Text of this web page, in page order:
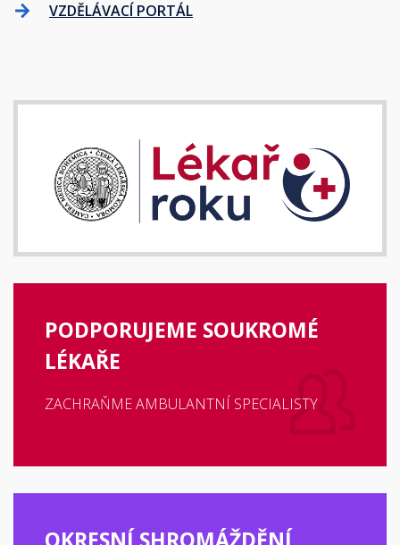
VZDĚLÁVACÍ PORTÁL
PODPORUJEME SOUKROMÉ
LÉKAŘE
ZACHRAŇME AMBULANTNÍ SPECIALISTY